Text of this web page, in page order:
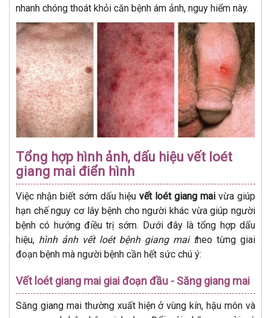
nhanh chóng thoát khỏi căn bệnh ám ảnh, nguy hiểm này.
Tổng hợp hình ảnh, dấu hiệu vết loét
giang mai điển hình
Việc nhận biết sớm dấu hiệu vết loét giang mai vừa giúp
hạn chế nguy cơ lây bệnh cho người khác vừa giúp người
bệnh có hướng điều trị sớm. Dưới đây là tổng hợp dấu
hiệu, hình ảnh vết loét bệnh giang mai theo từng giai
đoạn bệnh mà người bệnh cần hết sức chú ý:
Vết loét giang mai giai đoạn đầu - Săng giang mai
Săng giang mai thường xuất hiện ở vùng kín, hậu môn và